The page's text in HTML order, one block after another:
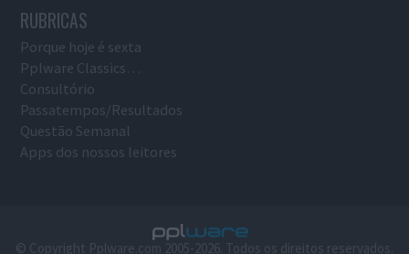
RUBRICAS
Porque hoje é sexta
Pplware Classics…
Consultório
Passatempos/Resultados
Questão Semanal
Apps dos nossos leitores
© Copyright Pplware.com 2005-2026. Todos os direitos reservados.